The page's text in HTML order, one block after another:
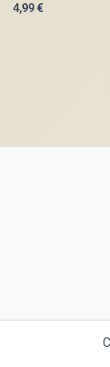
4,99€